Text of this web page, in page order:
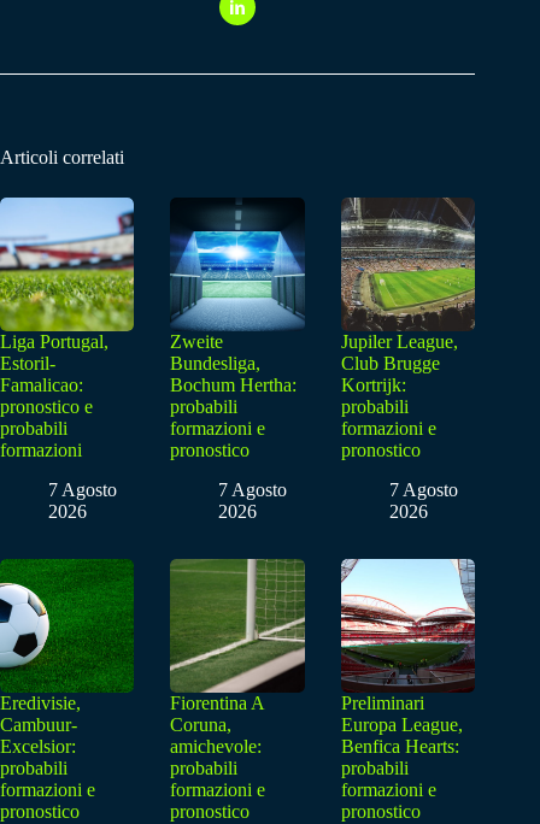
Articoli correlati
Liga Portugal,
Estoril-
Famalicao:
pronostico e
probabili
formazioni
7 Agosto
2026
Zweite
Bundesliga,
Bochum Hertha:
probabili
formazioni e
pronostico
7 Agosto
2026
Jupiler League,
Club Brugge
Kortrijk:
probabili
formazioni e
pronostico
7 Agosto
2026
Eredivisie,
Cambuur-
Excelsior:
probabili
formazioni e
pronostico
Fiorentina A
Coruna,
amichevole:
probabili
formazioni e
pronostico
Preliminari
Europa League,
Benfica Hearts:
probabili
formazioni e
pronostico